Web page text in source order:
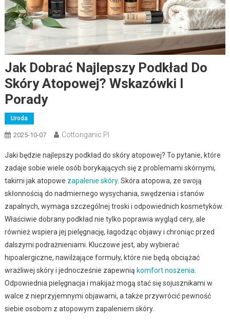
Jak Dobrać Najlepszy Podkład Do
Skóry Atopowej? Wskazówki I
Porady
Uroda
2025-10-07 Cottonganic.pl
Jaki będzie najlepszy podkład do skóry atopowej? To pytanie, które
zadaje sobie wiele osób borykających się z problemami skórnymi,
takimi jak atopowe zapalenie skóry. Skóra atopowa, ze swoją
skłonnością do nadmiernego wysychania, swędzenia i stanów
zapalnych, wymaga szczególnej troski i odpowiednich kosmetyków.
Właściwie dobrany podkład nie tylko poprawia wygląd cery, ale
również wspiera jej pielęgnację, łagodząc objawy i chroniąc przed
dalszymi podrażnieniami. Kluczowe jest, aby wybierać
hipoalergiczne, nawilżające formuły, które nie będą obciążać
wrażliwej skóry i jednocześnie zapewnią komfort noszenia
Odpowiednia pielęgnacja i makijaż mogą stać się sojusznikami w
walce z nieprzyjemnymi objawami, a także przywrócić pewność
siebie osobom z atopowym zapaleniem skóry.